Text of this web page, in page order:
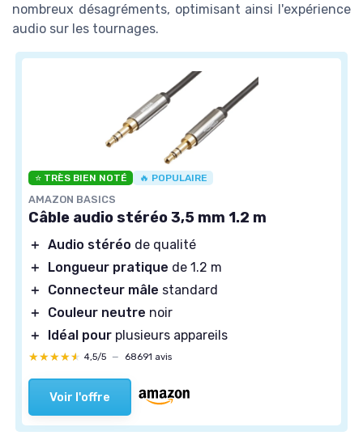
nombreux désagréments, optimisant ainsi l'expérience
audio sur les tournages.
⭐ TRÈS BIEN NOTÉ 🔥 POPULAIRE
AMAZON BASICS
Câble audio stéréo 3,5 mm 1.2 m
＋ Audio stéréo de qualité
＋
Longueur pratique de 1.2 m
＋
Connecteur mâle standard
＋
Couleur neutre noir
＋
Idéal pour plusieurs appareils
★★★★★
★★★★★ 4,5/5 — 68691 avis
Voir l'offre